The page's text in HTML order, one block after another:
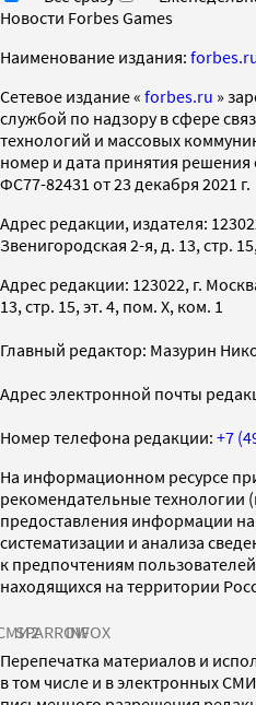
Новости Forbes Games
Наименование издания:
Cетевое издание « forbes.ru »
службой по надзору в сфере
технологий и массовых
номер и дата принятия
ФС77-82431 от 23 декабря 2021 г.
Адрес редакции, издателя:
Звенигородская 2-я, д. 13, стр.
Адрес редакции: 123022, г.
13, стр. 15, эт. 4, пом. X, ком. 1
Главный редактор: Мазурин
Адрес электронной почты
Номер телефона редакции: +7
На информационном ресурсе
рекомендательные
предоставления информации
систематизации и анализа
к предпочтениям
находящихся на территории
SPARROWINFOX
Перепечатка материалов и
в том числе и в электронных